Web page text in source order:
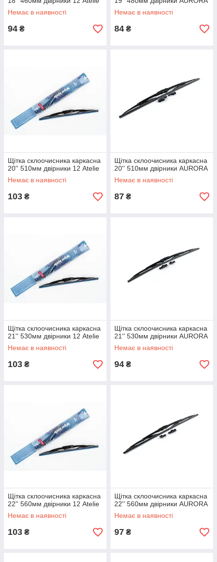
Немає в наявності
94 ₴
Немає в наявності
84 ₴
Щітка склоочисника каркасна
20'' 510мм двірники 12 Atelie
Немає в наявності
103 ₴
Щітка склоочисника каркасна
20'' 510мм двірники AURORA
Немає в наявності
87 ₴
Щітка склоочисника каркасна
21'' 530мм двірники 12 Atelie
Немає в наявності
103 ₴
Щітка склоочисника каркасна
21'' 530мм двірники AURORA
Немає в наявності
94 ₴
Щітка склоочисника каркасна
22'' 560мм двірники 12 Atelie
Немає в наявності
103 ₴
Щітка склоочисника каркасна
22'' 560мм двірники AURORA
Немає в наявності
97 ₴